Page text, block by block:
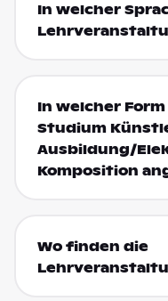
In welcher
In welcher
Studium
Ausbildung/
Komposition
Wo finden die